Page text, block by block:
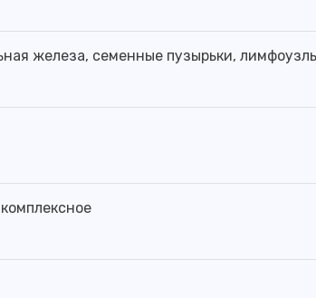
железа, семенные пузырьки,